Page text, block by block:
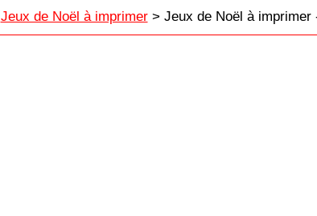
Jeux de Noël à imprimer> Jeux de Noël à imprimer